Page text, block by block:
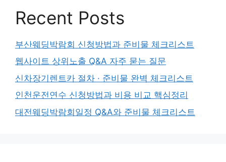
Recent Posts
부산웨딩박람회 신청방법과 준비물 체크리스트
웹사이트 상위노출 Q&A 자주 묻는 질문
신차장기렌트카 절차 · 준비물 완벽 체크리스트
인천운전연수 신청방법과 비용 비교 핵심정리
대전웨딩박람회일정 Q&A와 준비물 체크리스트